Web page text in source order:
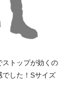
ストップが効くの
でした！Sサイズ